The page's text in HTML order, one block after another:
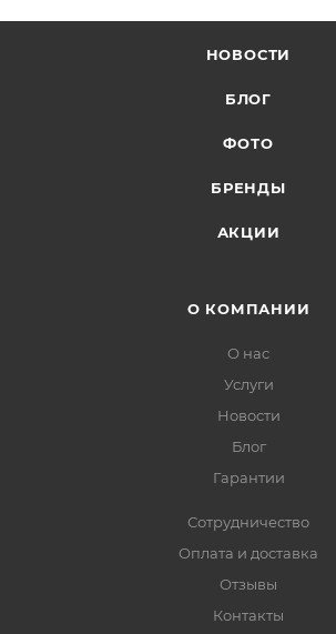
НОВОСТИ
БЛОГ
ФОТО
БРЕНДЫ
АКЦИИ
О КОМПАНИИ
О нас
Услуги
Новости
Блог
Гарантии
Сотрудничество
Оплата и доставка
Отзывы
Контакты